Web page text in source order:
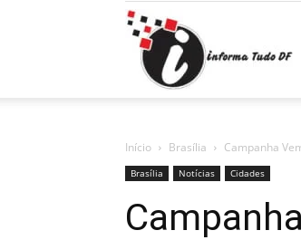
Início Brasília Campanha
Brasília Notícias Cidades